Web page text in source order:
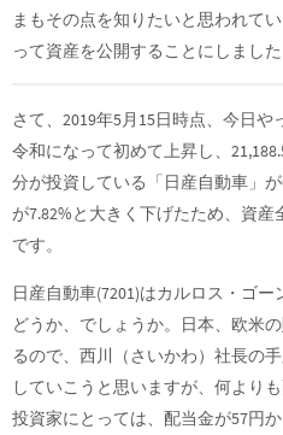
まもその点を知りたいと思われて
って資産を公開することにしました
さて、2019年5月15日時点、今日や
令和になって初めて上昇し、
分が投資している「日産自動車」
が7.82%と大きく下げたため、資
です。
日産自動車(7201)はカルロス・ゴ
どうか、でしょうか。日本、欧米
るので、西川（さいかわ）社長の
していこうと思いますが、何より
投資家にとっては、配当金が57円